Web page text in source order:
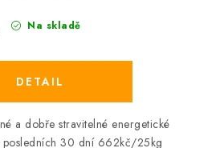
Na skladě
a dobře stravitelné energetické
posledních 30 dní 662kč/25kg